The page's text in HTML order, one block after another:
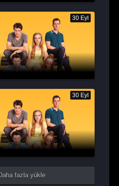
30 Eyl
30 Eyl
fazla yükle